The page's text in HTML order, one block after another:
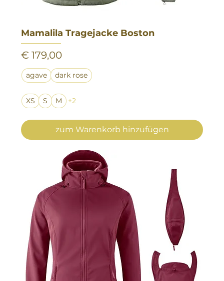
Mamalila Tragejacke Boston
Preis
€ 179,00
agave dark rose
XS S M +2
zum Warenkorb hinzufügen